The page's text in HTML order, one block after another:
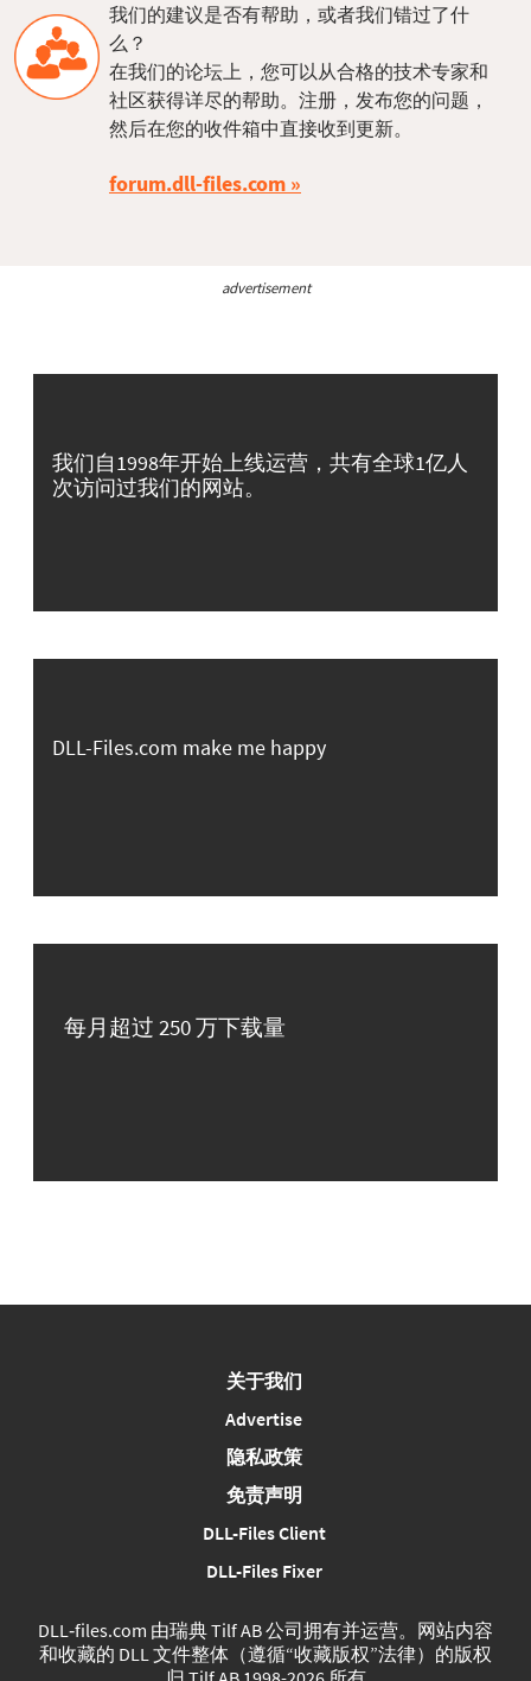
我们的建议是否有帮助，或者我们错过了什
么？
在我们的论坛上，您可以从合格的技术专家和
社区获得详尽的帮助。注册，发布您的问题，
然后在您的收件箱中直接收到更新。
forum.dll-files.com
advertisement
我们自1998年开始上线运营，共有全球1亿人
次访问过我们的网站。
DLL-Files.com make me happy
每月超过 250 万下载量
关于我们
Advertise
隐私政策
免责声明
DLL-Files Client
DLL-Files Fixer
DLL‑files.com 由瑞典 Tilf AB 公司拥有并运营。网站内容
和收藏的 DLL 文件整体（遵循“收藏版权”法律）的版权